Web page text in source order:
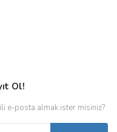
Ol!
e-posta almak ister misiniz?